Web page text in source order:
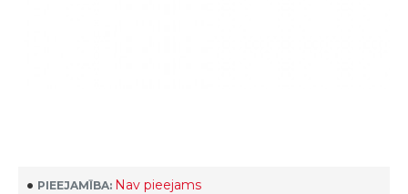
PIEEJAMĪBA: Nav pieejams